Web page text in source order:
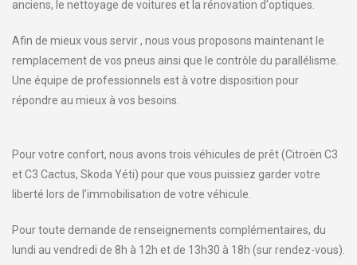
anciens, le nettoyage de voitures et la rénovation d'optiques.
Afin de mieux vous servir , nous vous proposons maintenant le
remplacement de vos pneus ainsi que le contrôle du parallélisme.
Une équipe de professionnels est à votre disposition pour
répondre au mieux à vos besoins.
Pour votre confort, nous avons trois véhicules de prêt (Citroën C3
et C3 Cactus, Skoda Yéti) pour que vous puissiez garder votre
liberté lors de l’immobilisation de votre véhicule.
Pour toute demande de renseignements complémentaires, du
lundi au vendredi de 8h à 12h et de 13h30 à 18h (sur rendez-vous).